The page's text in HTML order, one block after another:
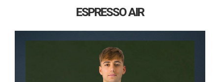
ESPRESSO AIR